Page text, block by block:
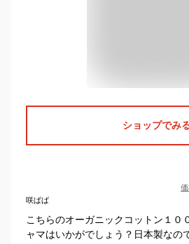
ショップでみ
咲ぱぱ
こちらのオーガニックコットン１０
ャマはいかがでしょう？日本製なの